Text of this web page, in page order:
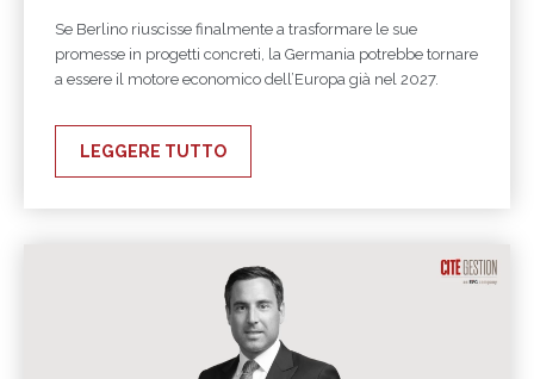
Se Berlino riuscisse finalmente a trasformare le sue
promesse in progetti concreti, la Germania potrebbe tornare
a essere il motore economico dell’Europa già nel 2027.
LEGGERE TUTTO